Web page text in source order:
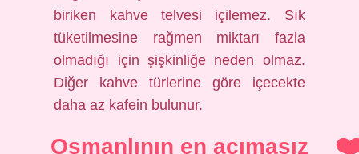
biriken kahve telvesi içilemez. Sık
tüketilmesine rağmen miktarı fazla
olmadığı için şişkinliğe neden olmaz.
Diğer kahve türlerine göre içecekte
daha az kafein bulunur.
Osmanlının en acımasız